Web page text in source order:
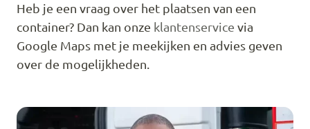
Heb je een vraag over het plaatsen van een
container? Dan kan onze klantenservice via
Google Maps met je meekijken en advies geven
over de mogelijkheden.